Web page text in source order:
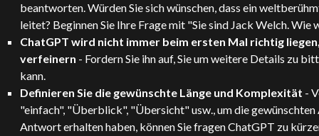
beantworten. Würden Sie sich wünschen, dass ein
leitet? Beginnen Sie Ihre Frage mit "Sie sind Jack Welch. Wie
ChatGPT wird nicht immer beim ersten Mal richtig
verfeinern - Fordern Sie ihn auf, Sie um weitere Details zu
kann.
Definieren Sie die gewünschte Länge und Komplexität -
"einfach", "Überblick", "Übersicht" usw., um die
Antwort erhalten haben, können Sie fragenChatGPT zu